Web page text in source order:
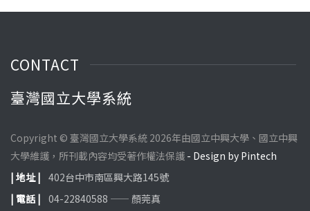
CONTACT
臺灣國立大學系統
Copyright © 臺灣國立大學系統 2026年由國立中興大學、國立中興
大學維護，所刊載內容均受著作權法保護 - Design by Pintech
| 地址 | 402台中市南區興大路145號
| 電話 | 04-22840588 —— 顏莞真